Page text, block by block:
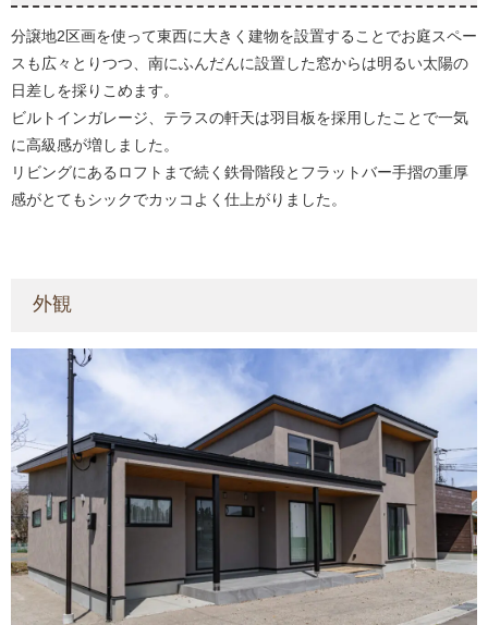
分譲地2区画を使って東西に大きく建物を設置することでお庭スペー
スも広々とりつつ、南にふんだんに設置した窓からは明るい太陽の
日差しを採りこめます。
ビルトインガレージ、テラスの軒天は羽目板を採用したことで一気
に高級感が増しました。
リビングにあるロフトまで続く鉄骨階段とフラットバー手摺の重厚
感がとてもシックでカッコよく仕上がりました。
外観